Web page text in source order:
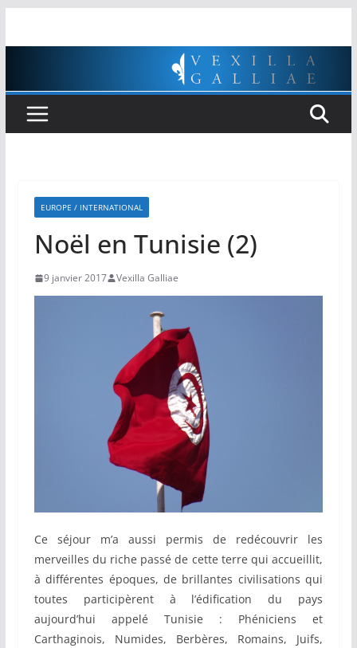
EUROPE / INTERNATIONAL
Noël en Tunisie (2)
9 janvier 2017 Vexilla Galliae
Ce séjour m’a aussi permis de redécouvrir les
merveilles du riche passé de cette terre qui accueillit,
à différentes époques, de brillantes civilisations qui
toutes participèrent à l’édification du pays
aujourd’hui appelé Tunisie : Phéniciens et
Carthaginois, Numides, Berbères, Romains, Juifs,